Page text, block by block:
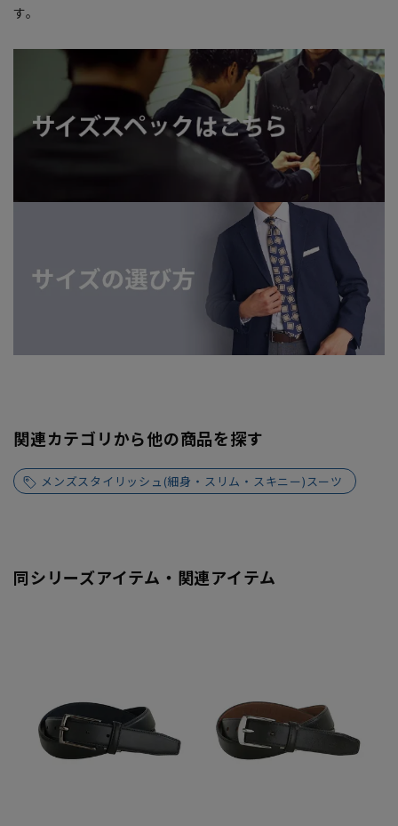
す。
関連カテゴリから他の商品を探す
メンズスタイリッシュ(細身・スリム・スキニー)スーツ
同シリーズアイテム・関連アイテム